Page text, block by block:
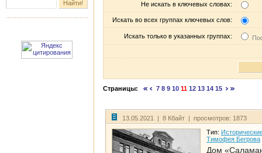
Не искать в ключевых словах:
Искать во всех группах ключевых слов:
Искать только в указанных группах:
Страницы: 7 8 9 10 11 12 13 14 15
13.05.2021 | 8 Кбайт | просмотров: 1873
Тип:
Тимофея Бегрова
Дом